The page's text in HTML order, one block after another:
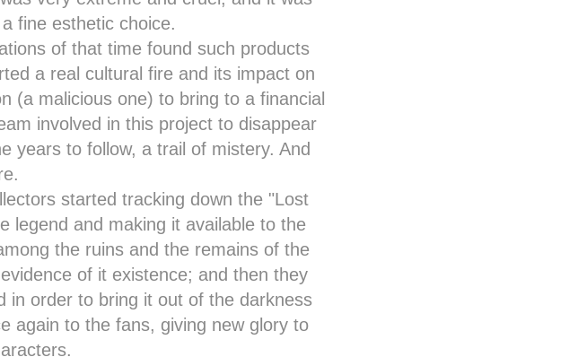
fine esthetic choice.
of that time found such products
a real cultural fire and its impact on
(a malicious one) to bring to a financial
involved in this project to disappear
years to follow, a trail of mistery. And
started tracking down the "Lost
legend and making it available to the
the ruins and the remains of the
of it existence; and then they
in order to bring it out of the darkness
again to the fans, giving new glory to